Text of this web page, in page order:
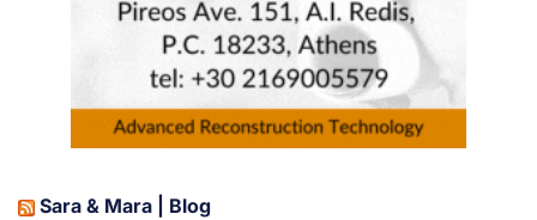
Sara & Mara | Blog